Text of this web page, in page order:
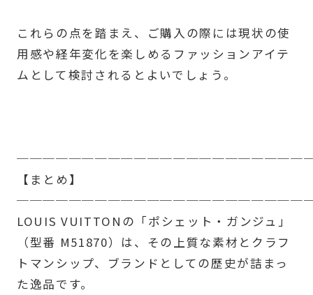
これらの点を踏まえ、ご購入の際には現状の使
用感や経年変化を楽しめるファッションアイテ
ムとして検討されるとよいでしょう。
【まとめ】
LOUIS VUITTONの「ポシェット・ガンジュ」
（型番 M51870）は、その上質な素材とクラフ
トマンシップ、ブランドとしての歴史が詰まっ
た逸品です。